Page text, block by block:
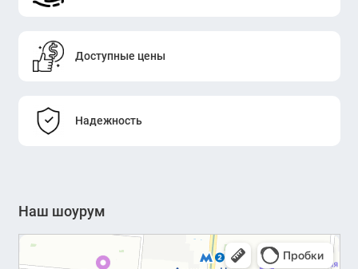
Доступные цены
Надежность
Наш шоурум